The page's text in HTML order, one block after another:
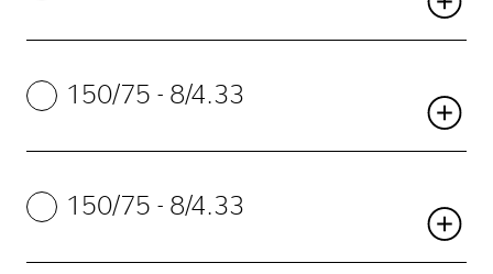
150/75 - 8/4.33
150/75 - 8/4.33